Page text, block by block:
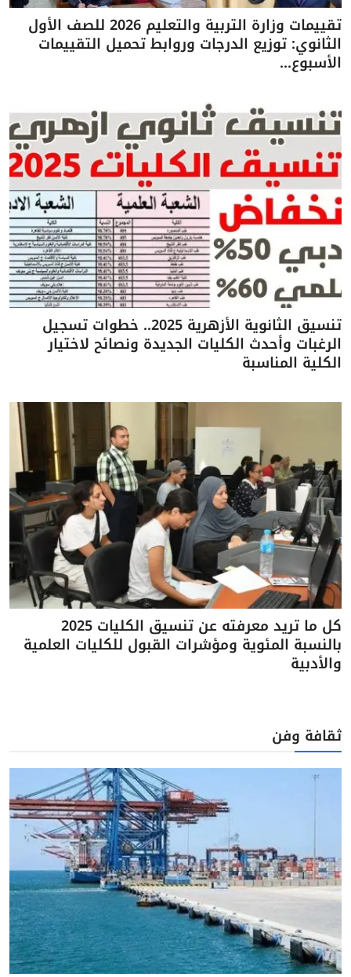
تقييمات وزارة التربية والتعليم 2026 للصف الأول
الثانوي: توزيع الدرجات وروابط تحميل التقييمات
الأسبوع...
تنسيق الثانوية الأزهرية 2025.. خطوات تسجيل
الرغبات وأحدث الكليات الجديدة ونصائح لاختيار
الكلية المناسبة
كل ما تريد معرفته عن تنسيق الكليات 2025
بالنسبة المئوية ومؤشرات القبول للكليات العلمية
والأدبية
ثقافة وفن